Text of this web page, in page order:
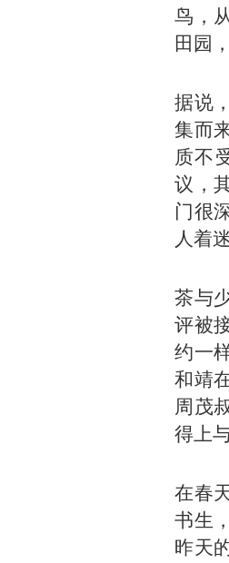
鸟，
田园
据说
集而
质不
议，
门很
人着迷
茶与
评被
约一
和靖
周茂
得上
在春
书生
昨天